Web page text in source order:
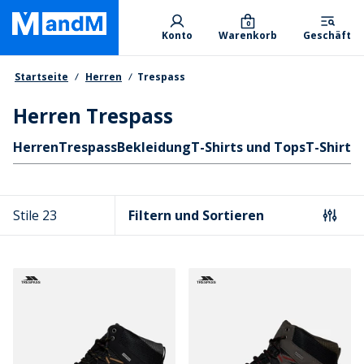
Skip
main
content
Primary departments
Konto Warenkorb
0
Geschäft
Brotkrumen
Startseite Herren Trespass
Herren Trespass
Schnellzugriff
HerrenTrespassBekleidungT-Shirts und TopsT-Shirts
Stile 23 Filtern und Sortieren